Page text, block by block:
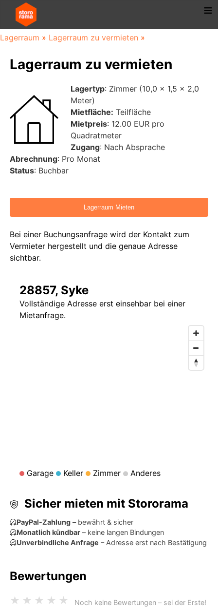
Lagerraum » Lagerraum zu vermieten »
Lagerraum zu vermieten
Lagertyp: Zimmer (10,0 x 1,5 x 2,0
Meter)
Mietfläche: Teilfläche
Mietpreis: 12.00 EUR pro
Quadratmeter
Zugang: Nach Absprache
Abrechnung: Pro Monat
Status: Buchbar
Bei einer Buchungsanfrage wird der Kontakt zum
Vermieter hergestellt und die genaue Adresse
sichtbar.
28857, Syke
Vollständige Adresse erst einsehbar bei einer
Mietanfrage.
Garage Keller Zimmer Anderes
Sicher mieten mit Stororama
PayPal-Zahlung – bewährt & sicher
Monatlich kündbar – keine langen Bindungen
Unverbindliche Anfrage – Adresse erst nach Bestätigung
Bewertungen
★ ★ ★ ★ ★ Noch keine Bewertungen – sei der Erste!